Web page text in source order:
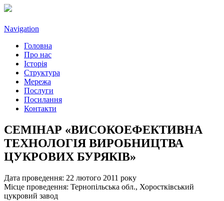
Navigation
Головна
Про нас
Історія
Структура
Мережа
Послуги
Посилання
Контакти
СЕМІНАР «ВИСОКОЕФЕКТИВНА
ТЕХНОЛОГІЯ ВИРОБНИЦТВА
ЦУКРОВИХ БУРЯКІВ»
Дата проведення: 22 лютого 2011 року
Місце проведення: Тернопільська обл., Хоростківський
цукровий завод